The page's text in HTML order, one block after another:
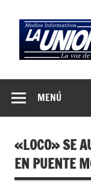
contenido
MENÚ
«LOCO» SE
EN PUENTE